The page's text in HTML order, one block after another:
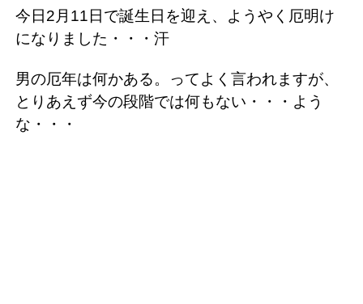
今日2月11日で誕生日を迎え、ようやく厄明け
になりました・・・汗
男の厄年は何かある。ってよく言われますが、
とりあえず今の段階では何もない・・・よう
な・・・